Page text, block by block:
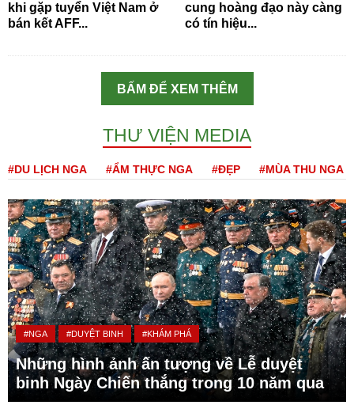
khi gặp tuyển Việt Nam ở
bán kết AFF...
cung hoàng đạo này càng
có tín hiệu...
BẤM ĐỂ XEM THÊM
THƯ VIỆN MEDIA
#DU LỊCH NGA #ẨM THỰC NGA #ĐẸP #MÙA THU NGA
#NGA #DUYỆT BINH #KHÁM PHÁ
Những hình ảnh ấn tượng về Lễ duyệt
binh Ngày Chiến thắng trong 10 năm qua